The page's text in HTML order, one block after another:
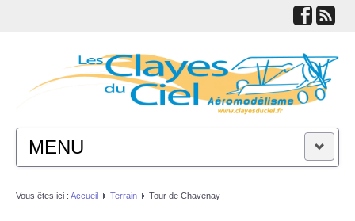
MENU
ACTUALITÉS
Vous êtes ici : Accueil Terrain Tour de Chavenay